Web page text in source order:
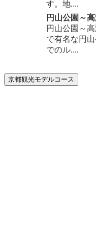
す。地....
円山公園～
円山公園～
で有名な円
でのル....
京都観光モデルコース